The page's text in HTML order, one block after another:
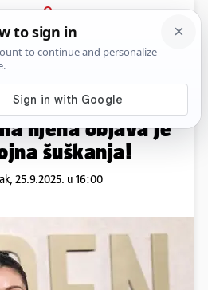
PRIJAVA
Show Komentari
udaje se ovog
njena objava je
šuškanja!
25.9.2025. u 16:00